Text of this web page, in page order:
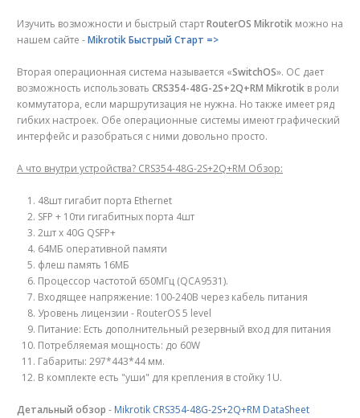
Изучить возможности и быстрый стартRouterOS Mikrotik можно на
нашем сайте -Mikrotik Быстрый Старт =>
Вторая операционная система называется «SwitchOS». ОC дает
возможность использовать CRS354-48G-2S+2Q+RM Mikrotik в роли
коммутатора, если маршрутизация не нужна. Но также имеет ряд
гибких настроек. Обе операционные системы имеют графический
интерфейс и разобраться с ними довольно просто.
А что внутри устройства? CRS354-48G-2S+2Q+RM Обзор:
48шт гигабит порта Ethernet
SFP + 10ти гигабитных порта 4шт
2шт x 40G QSFP+
64МБ оперативной памяти
флеш память 16МБ
Процессор частотой 650МГц (QCA9531).
Входящее напряжение: 100-240В через кабель питания
Уровень лицензии - RouterOS 5 level
Питание: Есть дополнительный резервный вход для питания
Потребляемая мощность: до 60W
Габариты: 297*443*44 мм.
В комплекте есть "уши" для крепления в стойку 1U.
Детальный обзор - Mikrotik CRS354-48G-2S+2Q+RM DataSheet